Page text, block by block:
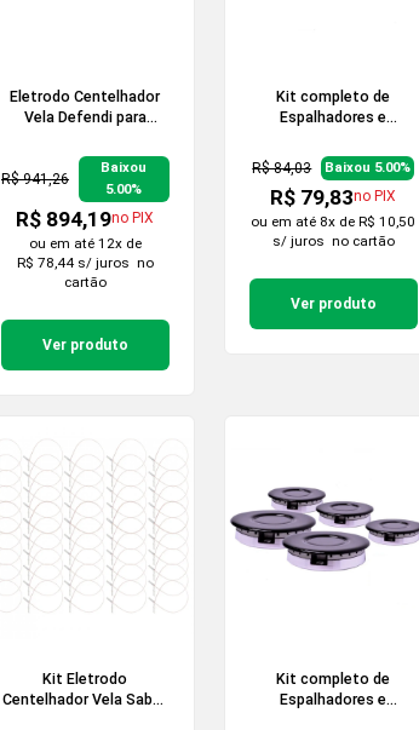
Eletrodo Centelhador
Vela Defendi para
R$ 941,26
Baixou
5.00%
R$ 894,19no PIX
ou em até 12x de
R$ 78,44 s/ juros no
cartão
Ver produto
Kit completo de
Espalhadores e
para Cooktop de 2
Bocas
R$ 84,03 Baixou 5.00%
R$ 79,83no PIX
ou em até 8x de R$ 10,50
s/ juros no cartão
Ver produto
Kit Eletrodo
Centelhador Vela Sabaf
Kit completo de
Espalhadores e